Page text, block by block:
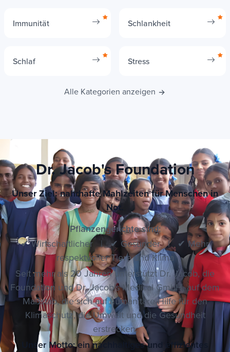
Immunität Schlankheit
Schlaf Stress
Alle Kategorien anzeigen
Dr. Jacob's Foundation
Unser Ziel: nahrhafte Mahlzeiten für Menschen in
Not.
Pflanzengerichte sind:
✔ Wirtschaftlicher | ✔ Gesünder | ✔ Mehr
respektvoller Tiere und Klima
Seit mehr als 20 Jahren unterstützt Dr. Jacob, die
Foundation und Dr. Jacob's Medical GmbH, auf dem
Maßstab, die sich auf humanitäre Hilfe für den
Klimaschutz, die Umwelt und die Gesundheit
erstrecken.
Unser Motto: ein nachhaltiges und effizientes